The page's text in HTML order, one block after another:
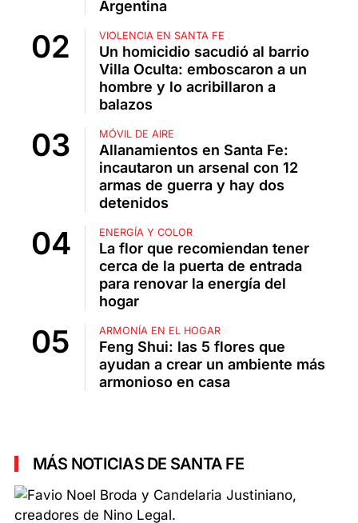
Argentina
VIOLENCIA EN SANTA FE
Un homicidio sacudió al barrio
Villa Oculta: emboscaron a un
hombre y lo acribillaron a
balazos
MÓVIL DE AIRE
Allanamientos en Santa Fe:
incautaron un arsenal con 12
armas de guerra y hay dos
detenidos
ENERGÍA Y COLOR
La flor que recomiendan tener
cerca de la puerta de entrada
para renovar la energía del
hogar
ARMONÍA EN EL HOGAR
Feng Shui: las 5 flores que
ayudan a crear un ambiente más
armonioso en casa
MÁS NOTICIAS DE SANTA FE